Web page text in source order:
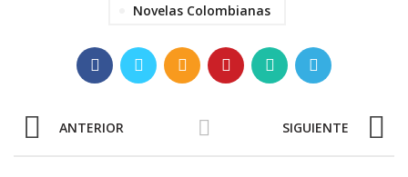
Novelas Colombianas
ANTERIOR SIGUIENTE